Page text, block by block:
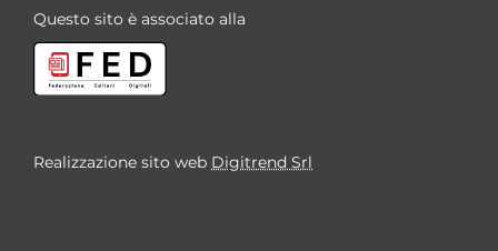
Questo sito è associato alla
Realizzazione sito web Digitrend Srl